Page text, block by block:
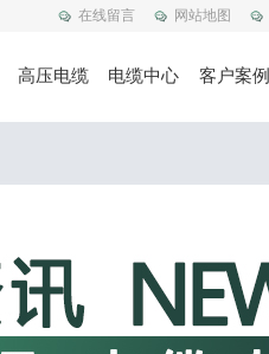
在线留言 网站地图
高压电缆 电缆中心 客户案例